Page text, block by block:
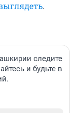
.
следите
и будьте в